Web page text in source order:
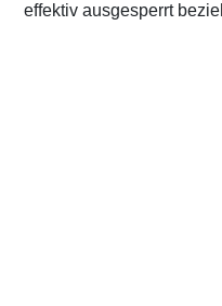
effektiv ausgesperrt